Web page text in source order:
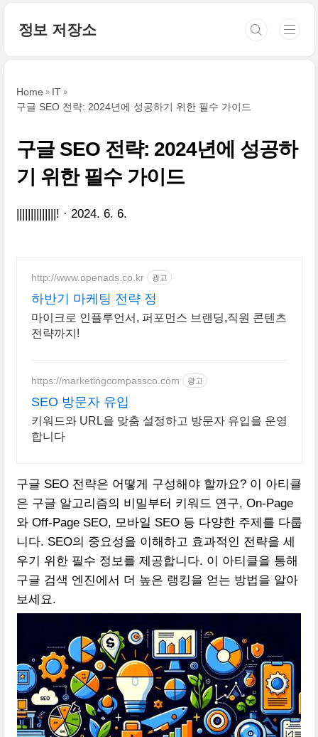
정보 저장소
Home
IT
구글 SEO 전략: 2024년에 성공하기 위한 필수 가이드
구글 SEO 전략: 2024년에 성공하
기 위한 필수 가이드
||||||||||||||! 2024. 6. 6.
http://www.openads.co.kr 광고
하반기 마케팅 전략 정
마이크로 인플루언서, 퍼포먼스 브랜딩,직원 콘텐츠
전략까지!
https://marketingcompassco.com 광고
SEO 방문자 유입
키워드와 URL을 맞춤 설정하고 방문자 유입을 운영
합니다
구글 SEO 전략은 어떻게 구성해야 할까요? 이 아티클
은 구글 알고리즘의 비밀부터 키워드 연구, On-Page
와 Off-Page SEO, 모바일 SEO 등 다양한 주제를 다룹
니다. SEO의 중요성을 이해하고 효과적인 전략을 세
우기 위한 필수 정보를 제공합니다. 이 아티클을 통해
구글 검색 엔진에서 더 높은 랭킹을 얻는 방법을 알아
보세요.